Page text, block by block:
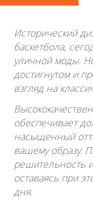
Исторический
баскетбола,
уличной моды.
достигнутом и
взгляд на
обеспечивает
насыщенный
вашему образу.
решительность
оставаясь при
дня.